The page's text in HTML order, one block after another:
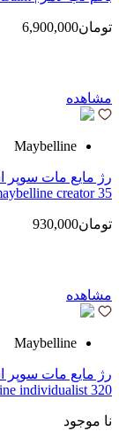
تومان6,900,000
مشاهده
Maybelline
creator 35
تومان930,000
مشاهده
Maybelline
individualist 320
نا موجود